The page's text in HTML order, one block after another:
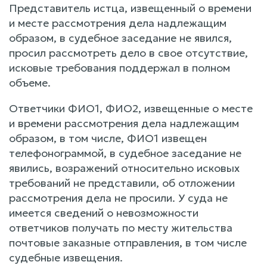
Представитель истца, извещенный о времени
и месте рассмотрения дела надлежащим
образом, в судебное заседание не явился,
просил рассмотреть дело в свое отсутствие,
исковые требования поддержал в полном
объеме.
Ответчики ФИО1, ФИО2, извещенные о месте
и времени рассмотрения дела надлежащим
образом, в том числе, ФИО1 извещен
телефонограммой, в судебное заседание не
явились, возражений относительно исковых
требований не представили, об отложении
рассмотрения дела не просили. У суда не
имеется сведений о невозможности
ответчиков получать по месту жительства
почтовые заказные отправления, в том числе
судебные извещения.